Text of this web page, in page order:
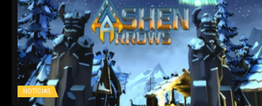
NOTÍCIAS